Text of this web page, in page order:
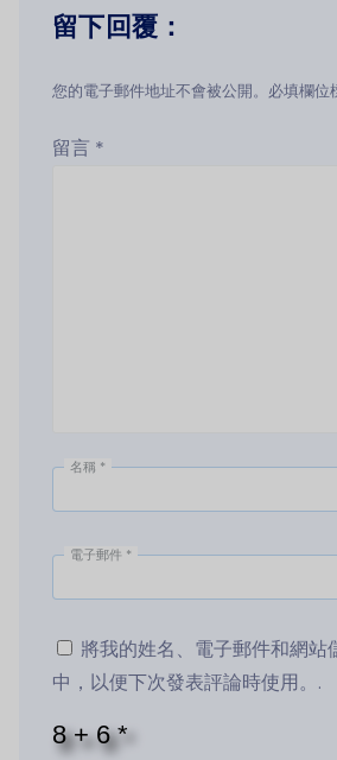
留下回覆：
您的電子郵件地址不會被公開。必填欄位
留言 *
名稱 *
電子郵件 *
將我的姓名、電子郵件和網站
中，以便下次發表評論時使用。.